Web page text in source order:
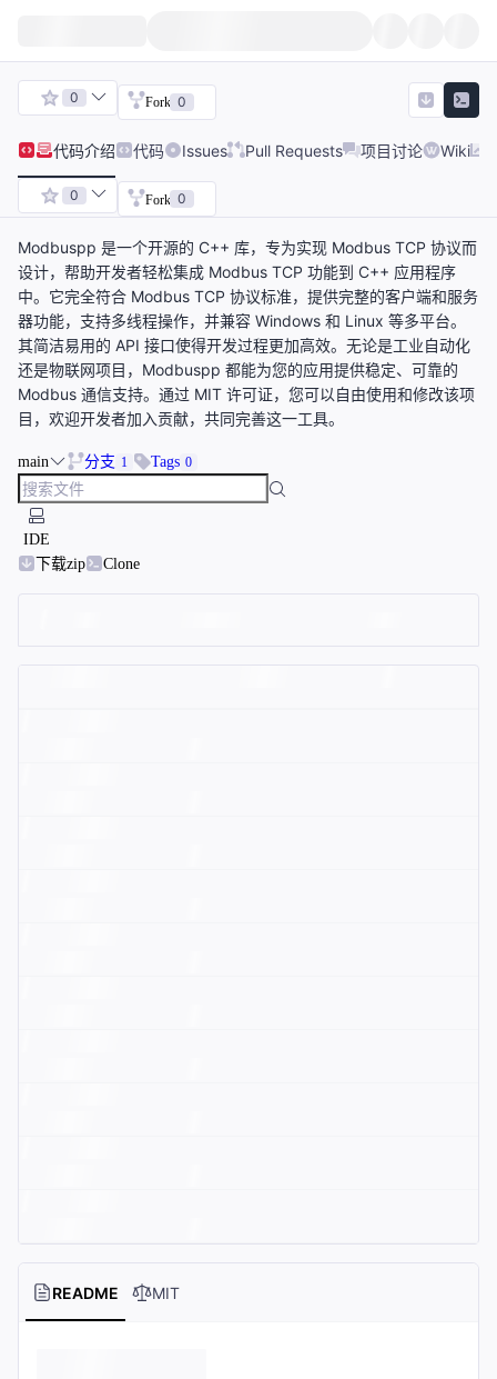
0 Fork 0
代码介绍 代码 Issues Pull Requests 项目讨论 Wiki
0 Fork 0
Modbuspp 是一个开源的 C++ 库，专为实现 Modbus TCP 协议而
设计，帮助开发者轻松集成 Modbus TCP 功能到 C++ 应用程序
中。它完全符合 Modbus TCP 协议标准，提供完整的客户端和服务
器功能，支持多线程操作，并兼容 Windows 和 Linux 等多平台。
其简洁易用的 API 接口使得开发过程更加高效。无论是工业自动化
还是物联网项目，Modbuspp 都能为您的应用提供稳定、可靠的
Modbus 通信支持。通过 MIT 许可证，您可以自由使用和修改该项
目，欢迎开发者加入贡献，共同完善这一工具。
main 分支 1 Tags 0
IDE
下载zip
Clone
README MIT